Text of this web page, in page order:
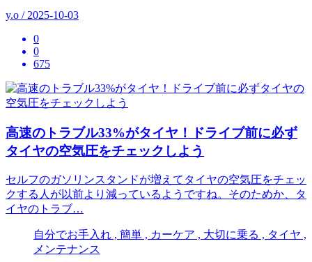
y.o / 2025-10-03
0
0
675
高速のトラブル33%がタイヤ！ドライブ前に必ず
タイヤの空気圧をチェックしよう
セルフのガソリンスタンドが増えてタイヤの空気圧をチェッ
クする人が以前より減っているようですね。そのためか、タ
イヤのトラブ…
自分でお手入れ , 簡単 , カーケア , 大切に乗る , タイヤ ,
メンテナンス